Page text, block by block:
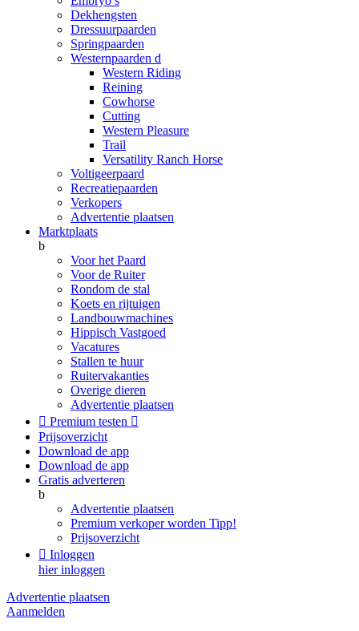
Dekhengsten
Dressuurpaarden
Springpaarden
Westernpaarden d
Western Riding
Reining
Cowhorse
Cutting
Western Pleasure
Trail
Versatility Ranch Horse
Voltigeerpaard
Recreatiepaarden
Verkopers
Advertentie plaatsen
Marktplaats
b
Voor het Paard
Voor de Ruiter
Rondom de stal
Koets en rijtuigen
Landbouwmachines
Hippisch Vastgoed
Vacatures
Stallen te huur
Ruitervakanties
Overige dieren
Advertentie plaatsen
 Premium testen 
Prijsoverzicht
Download de app
Download de app
Gratis adverteren
b
Advertentie plaatsen
Premium verkoper worden Tipp!
Prijsoverzicht
 Inloggen
hier inloggen
Advertentie plaatsen
Aanmelden